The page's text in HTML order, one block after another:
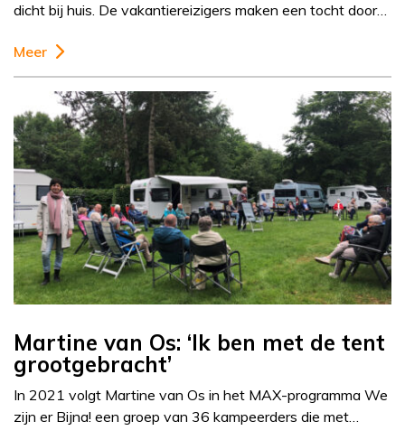
dicht bij huis. De vakantiereizigers maken een tocht door…
Meer
Martine van Os: ‘Ik ben met de tent
grootgebracht’
In 2021 volgt Martine van Os in het MAX-programma We
zijn er Bijna! een groep van 36 kampeerders die met…